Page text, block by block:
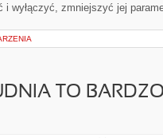
i wyłączyć, zmniejszyć jej
TO